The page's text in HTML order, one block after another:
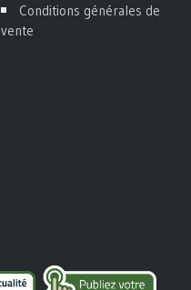
Conditions générales de
vente